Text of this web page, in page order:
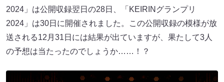
2024」は公開収録翌日の28日、「KEIRINグランプリ
2024」は30日に開催されました。この公開収録の模様が放
送される12月31日には結果が出ていますが、果たして3人
の予想は当たったのでしょうか……！？